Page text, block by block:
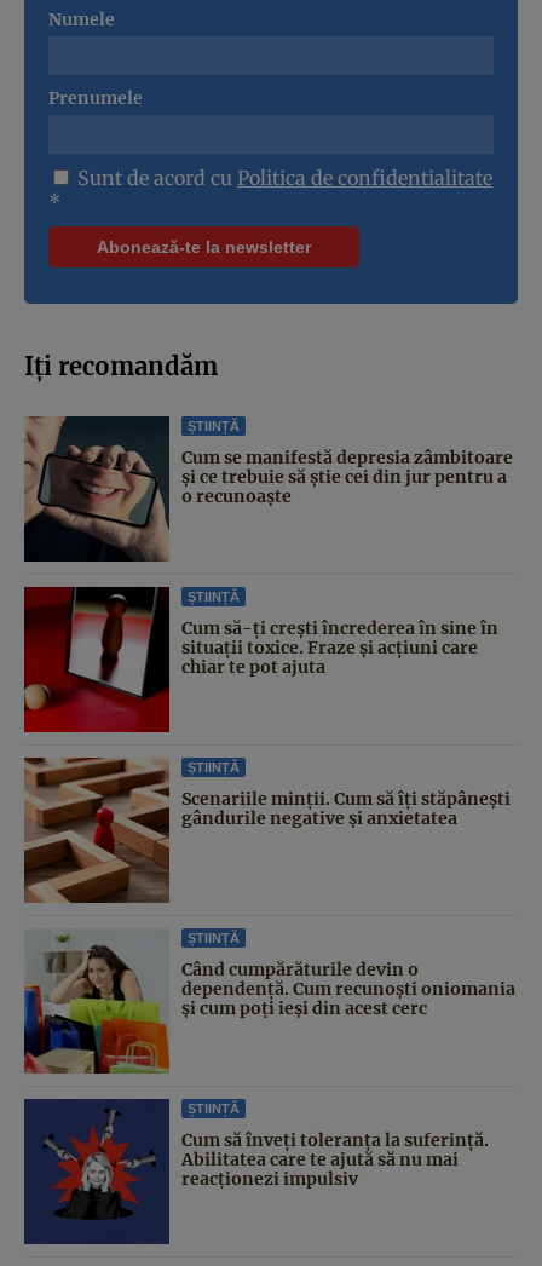
Numele
Prenumele
Sunt de acord cu Politica de confidentialitate
*
Iți recomandăm
ȘTIINȚĂ
Cum se manifestă depresia zâmbitoare
și ce trebuie să știe cei din jur pentru a
o recunoaște
ȘTIINȚĂ
Cum să-ți crești încrederea în sine în
situații toxice. Fraze și acțiuni care
chiar te pot ajuta
ȘTIINȚĂ
Scenariile minții. Cum să îți stăpânești
gândurile negative și anxietatea
ȘTIINȚĂ
Când cumpărăturile devin o
dependență. Cum recunoști oniomania
și cum poți ieși din acest cerc
ȘTIINȚĂ
Cum să înveți toleranța la suferință.
Abilitatea care te ajută să nu mai
reacționezi impulsiv